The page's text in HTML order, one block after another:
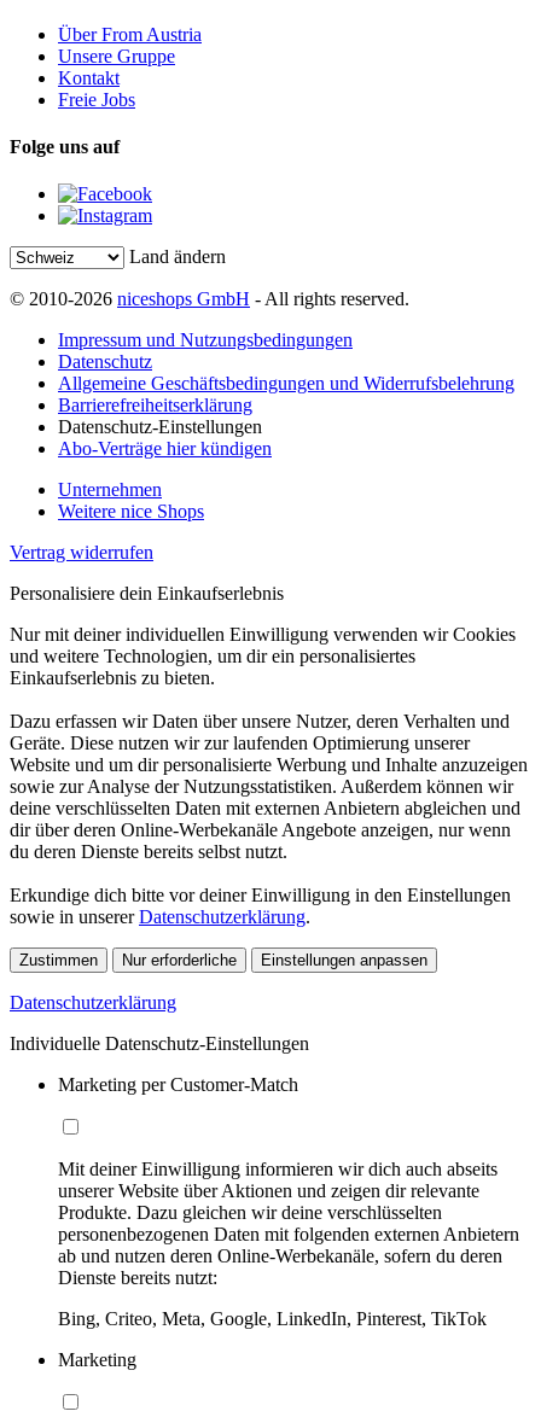
Über From Austria
Unsere Gruppe
Kontakt
Freie Jobs
Folge uns auf
Land ändern
© 2010-2026 niceshops GmbH - All rights reserved.
Impressum und Nutzungsbedingungen
Datenschutz
Allgemeine Geschäftsbedingungen und Widerrufsbelehrung
Barrierefreiheitserklärung
Datenschutz-Einstellungen
Abo-Verträge hier kündigen
Unternehmen
Weitere nice Shops
Vertrag widerrufen
Personalisiere dein Einkaufserlebnis
Nur mit deiner individuellen Einwilligung verwenden wir Cookies
und weitere Technologien, um dir ein personalisiertes
Einkaufserlebnis zu bieten.
Dazu erfassen wir Daten über unsere Nutzer, deren Verhalten und
Geräte. Diese nutzen wir zur laufenden Optimierung unserer
Website und um dir personalisierte Werbung und Inhalte anzuzeigen
sowie zur Analyse der Nutzungsstatistiken. Außerdem können wir
deine verschlüsselten Daten mit externen Anbietern abgleichen und
dir über deren Online-Werbekanäle Angebote anzeigen, nur wenn
du deren Dienste bereits selbst nutzt.
Erkundige dich bitte vor deiner Einwilligung in den Einstellungen
sowie in unsererDatenschutzerklärung.
Zustimmen Nur erforderliche Einstellungen anpassen
Datenschutzerklärung
Individuelle Datenschutz-Einstellungen
Marketing per Customer-Match
Mit deiner Einwilligung informieren wir dich auch abseits
unserer Website über Aktionen und zeigen dir relevante
Produkte. Dazu gleichen wir deine verschlüsselten
personenbezogenen Daten mit folgenden externen Anbietern
ab und nutzen deren Online-Werbekanäle, sofern du deren
Dienste bereits nutzt:
Bing, Criteo, Meta, Google, LinkedIn, Pinterest, TikTok
Marketing